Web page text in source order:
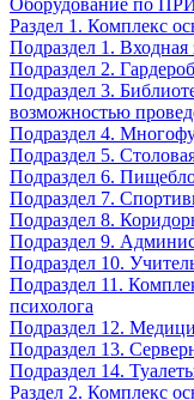
Оборудование по
Раздел 1. Комплекс
Подраздел 1. Входная
Подраздел 2. Гардероб
Подраздел 3.
возможностью
Подраздел 4.
Подраздел 5.
Подраздел 6.
Подраздел 7.
Подраздел 8.
Подраздел 9.
Подраздел 10.
Подраздел 11.
психолога
Подраздел 12.
Подраздел 13.
Подраздел 14.
Раздел 2. Комплекс